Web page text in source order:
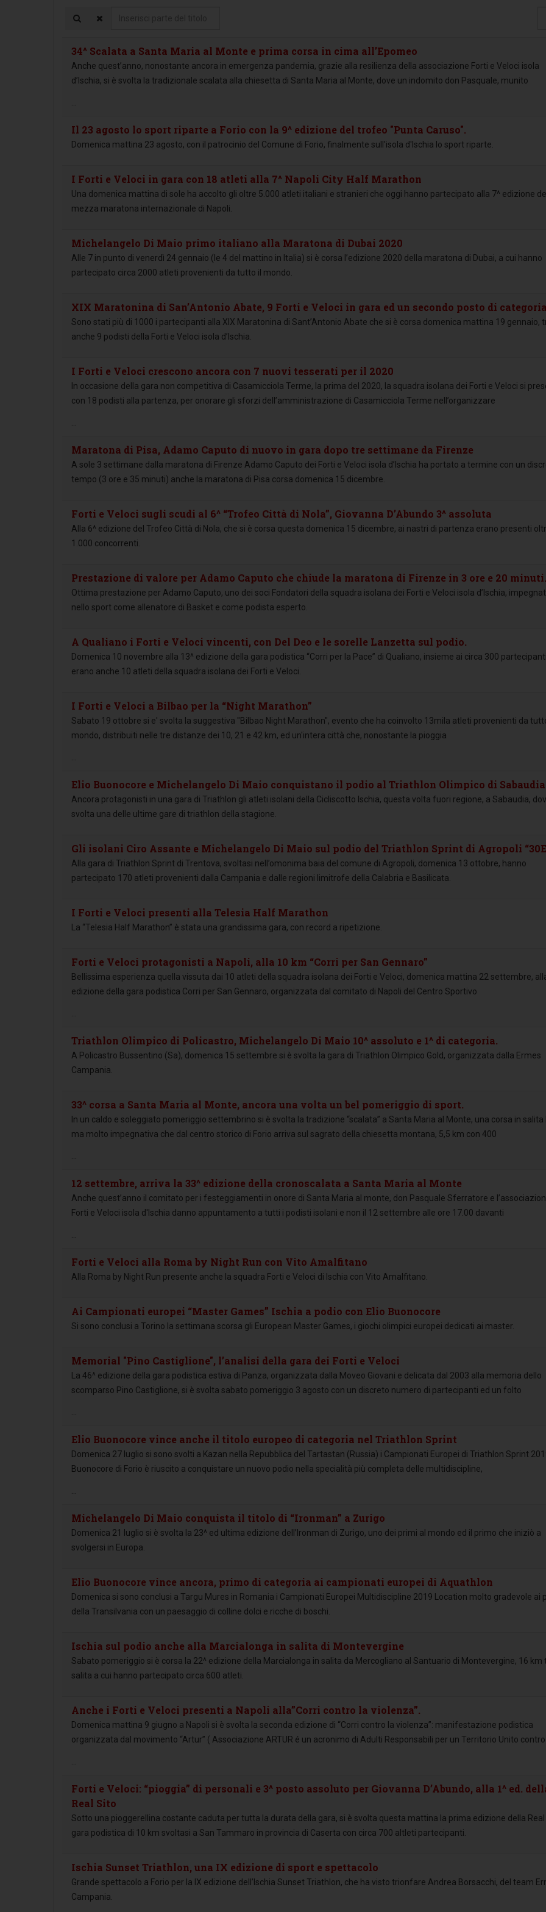
titolo
34^ Scalata a Santa Maria al Monte e prima corsa in cima all’Epomeo
Anche quest’anno, nonostante ancora in emergenza pandemia, grazie alla resilienza della associazione Forti e Veloci isola
d’Ischia, si è svolta la tradizionale scalata alla chiesetta di Santa Maria al Monte, dove un indomito don Pasquale, munito
Il 23 agosto lo sport riparte a Forio con la 9^ edizione del trofeo "Punta Caruso".
Domenica mattina 23 agosto, con il patrocinio del Comune di Forio, finalmente sull'isola d'Ischia lo sport riparte.
I Forti e Veloci in gara con 18 atleti alla 7^ Napoli City Half Marathon
Una domenica mattina di sole ha accolto gli oltre 5.000 atleti italiani e stranieri che oggi hanno partecipato alla 7^ edizione
mezza maratona internazionale di Napoli.
Michelangelo Di Maio primo italiano alla Maratona di Dubai 2020
Alle 7 in punto di venerdì 24 gennaio (le 4 del mattino in Italia) si è corsa l’edizione 2020 della maratona di Dubai, a cui hanno
partecipato circa 2000 atleti provenienti da tutto il mondo.
XIX Maratonina di San’Antonio Abate, 9 Forti e Veloci in gara ed un secondo posto di
Sono stati più di 1000 i partecipanti alla XIX Maratonina di Sant’Antonio Abate che si è corsa domenica mattina 19 gennaio,
anche 9 podisti della Forti e Veloci isola d’Ischia.
I Forti e Veloci crescono ancora con 7 nuovi tesserati per il 2020
In occasione della gara non competitiva di Casamicciola Terme, la prima del 2020, la squadra isolana dei Forti e Veloci si
con 18 podisti alla partenza, per onorare gli sforzi dell’amministrazione di Casamicciola Terme nell’organizzare
Maratona di Pisa, Adamo Caputo di nuovo in gara dopo tre settimane da Firenze
A sole 3 settimane dalla maratona di Firenze Adamo Caputo dei Forti e Veloci isola d’Ischia ha portato a termine con un
tempo (3 ore e 35 minuti) anche la maratona di Pisa corsa domenica 15 dicembre.
Forti e Veloci sugli scudi al 6^ “Trofeo Città di Nola”, Giovanna D’Abundo 3^ assoluta
Alla 6^ edizione del Trofeo Città di Nola, che si è corsa questa domenica 15 dicembre, ai nastri di partenza erano presenti
1.000 concorrenti.
Prestazione di valore per Adamo Caputo che chiude la maratona di Firenze in 3 ore e 20 minuti.
Ottima prestazione per Adamo Caputo, uno dei soci Fondatori della squadra isolana dei Forti e Veloci isola d’Ischia,
nello sport come allenatore di Basket e come podista esperto.
A Qualiano i Forti e Veloci vincenti, con Del Deo e le sorelle Lanzetta sul podio.
Domenica 10 novembre alla 13^ edizione della gara podistica “Corri per la Pace” di Qualiano, insieme ai circa 300
erano anche 10 atleti della squadra isolana dei Forti e Veloci.
I Forti e Veloci a Bilbao per la “Night Marathon”
Sabato 19 ottobre si e' svolta la suggestiva "Bilbao Night Marathon", evento che ha coinvolto 13mila atleti provenienti da
mondo, distribuiti nelle tre distanze dei 10, 21 e 42 km, ed un'intera città che, nonostante la pioggia
Elio Buonocore e Michelangelo Di Maio conquistano il podio al Triathlon Olimpico di Sabaudia
Ancora protagonisti in una gara di Triathlon gli atleti isolani della Cicliscotto Ischia, questa volta fuori regione, a Sabaudia,
svolta una delle ultime gare di triathlon della stagione.
Gli isolani Ciro Assante e Michelangelo Di Maio sul podio del Triathlon Sprint di Agropoli
Alla gara di Triathlon Sprint di Trentova, svoltasi nell’omonima baia del comune di Agropoli, domenica 13 ottobre, hanno
partecipato 170 atleti provenienti dalla Campania e dalle regioni limitrofe della Calabria e Basilicata.
I Forti e Veloci presenti alla Telesia Half Marathon
La “Telesia Half Marathon” è stata una grandissima gara, con record a ripetizione.
Forti e Veloci protagonisti a Napoli, alla 10 km “Corri per San Gennaro”
Bellissima esperienza quella vissuta dai 10 atleti della squadra isolana dei Forti e Veloci, domenica mattina 22 settembre,
edizione della gara podistica Corri per San Gennaro, organizzata dal comitato di Napoli del Centro Sportivo
Triathlon Olimpico di Policastro, Michelangelo Di Maio 10^ assoluto e 1^ di categoria.
A Policastro Bussentino (Sa), domenica 15 settembre si è svolta la gara di Triathlon Olimpico Gold, organizzata dalla Ermes
Campania.
33^ corsa a Santa Maria al Monte, ancora una volta un bel pomeriggio di sport.
In un caldo e soleggiato pomeriggio settembrino si è svolta la tradizione “scalata” a Santa Maria al Monte, una corsa in salita
ma molto impegnativa che dal centro storico di Forio arriva sul sagrato della chiesetta montana, 5,5 km con 400
12 settembre, arriva la 33^ edizione della cronoscalata a Santa Maria al Monte
Anche quest’anno il comitato per i festeggiamenti in onore di Santa Maria al monte, don Pasquale Sferratore e
Forti e Veloci isola d'Ischia danno appuntamento a tutti i podisti isolani e non il 12 settembre alle ore 17.00 davanti
Forti e Veloci alla Roma by Night Run con Vito Amalfitano
Alla Roma by Night Run presente anche la squadra Forti e Veloci di Ischia con Vito Amalfitano.
Ai Campionati europei “Master Games” Ischia a podio con Elio Buonocore
Si sono conclusi a Torino la settimana scorsa gli European Master Games, i giochi olimpici europei dedicati ai master.
Memorial "Pino Castiglione", l’analisi della gara dei Forti e Veloci
La 46^ edizione della gara podistica estiva di Panza, organizzata dalla Moveo Giovani e delicata dal 2003 alla memoria dello
scomparso Pino Castiglione, si è svolta sabato pomeriggio 3 agosto con un discreto numero di partecipanti ed un folto
Elio Buonocore vince anche il titolo europeo di categoria nel Triathlon Sprint
Domenica 27 luglio si sono svolti a Kazan nella Repubblica del Tartastan (Russia) i Campionati Europei di Triathlon Sprint
Buonocore di Forio è riuscito a conquistare un nuovo podio nella specialità più completa delle multidiscipline,
Michelangelo Di Maio conquista il titolo di “Ironman” a Zurigo
Domenica 21 luglio si è svolta la 23^ ed ultima edizione dell’Ironman di Zurigo, uno dei primi al mondo ed il primo che iniziò a
svolgersi in Europa.
Elio Buonocore vince ancora, primo di categoria ai campionati europei di Aquathlon
Domenica si sono conclusi a Targu Mures in Romania i Campionati Europei Multidiscipline 2019 Location molto gradevole ai
della Transilvania con un paesaggio di colline dolci e ricche di boschi.
Ischia sul podio anche alla Marcialonga in salita di Montevergine
Sabato pomeriggio si è corsa la 22^ edizione della Marcialonga in salita da Mercogliano al Santuario di Montevergine, 16 km
salita a cui hanno partecipato circa 600 atleti.
Anche i Forti e Veloci presenti a Napoli alla”Corri contro la violenza”.
Domenica mattina 9 giugno a Napoli si è svolta la seconda edizione di “Corri contro la violenza”: manifestazione podistica
organizzata dal movimento “Artur” ( Associazione ARTUR é un acronimo di Adulti Responsabili per un Territorio Unito contro
Forti e Veloci: “pioggia” di personali e 3^ posto assoluto per Giovanna D’Abundo, alla 1^ ed.
Real Sito
Sotto una pioggerellina costante caduta per tutta la durata della gara, si è svolta questa mattina la prima edizione della Real
gara podistica di 10 km svoltasi a San Tammaro in provincia di Caserta con circa 700 altleti partecipanti.
Ischia Sunset Triathlon, una IX edizione di sport e spettacolo
Grande spettacolo a Forio per la IX edizione dell’Ischia Sunset Triathlon, che ha visto trionfare Andrea Borsacchi, del team
Campania.